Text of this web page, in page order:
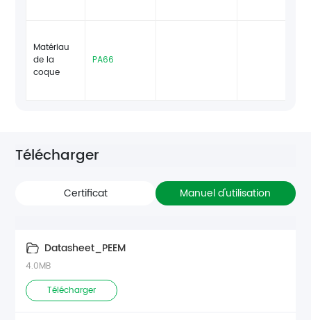
Matériau
de la
coque
PA66
Télécharger
Certificat Manuel d'utilisation
Datasheet_PEEM
4.0MB
Télécharger